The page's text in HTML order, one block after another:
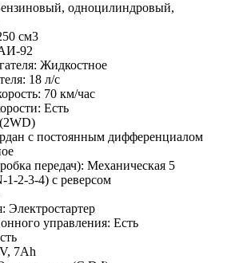
одноцилиндровый,
см3
92
Жидкостное
18 л/с
70 км/час
Есть
с постоянным дифференциалом
передач): Механическая 5
1-2-3-4) с реверсом
Электростартер
управления: Есть
7Ah